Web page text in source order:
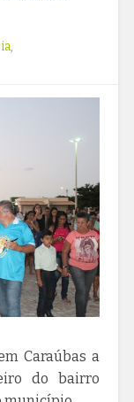
,
Caraúbas a
do bairro